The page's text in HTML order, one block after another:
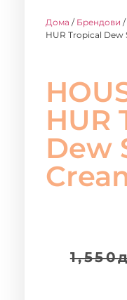
Дома / Брендови /
HUR Tropical Dew
HUR
Dew
1,550